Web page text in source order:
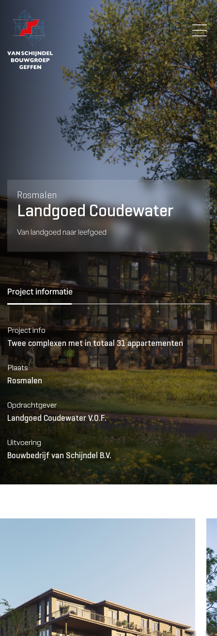
Rosmalen
Landgoed Coudewater
Van landgoed naar leefgoed
Project informatie
Project info
Twee complexen met in totaal 31 appartementen
Plaats
Rosmalen
Opdrachtgever
Landgoed Coudewater V.O.F.
Uitvoering
Bouwbedrijf van Schijndel B.V.